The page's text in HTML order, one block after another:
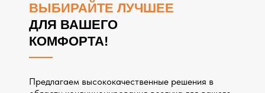
ВЫБИРАЙТЕ ЛУЧШЕЕ
ДЛЯ ВАШЕГО
КОМФОРТА!
Предлагаем высококачественные решения в